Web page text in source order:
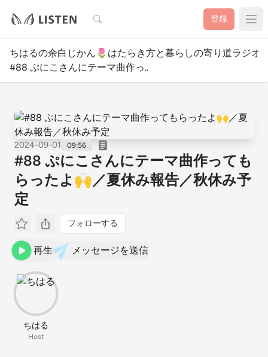
検索 登録
ちはるの余白じかん🌷はたらき方と暮らしの寄り道ラジオ
#88 ぷにこさんにテーマ曲作っ..
2024-09-01 09:56
#88 ぷにこさんにテーマ曲作っても
らったよ🙌／夏休み報告／秋休み予
定
フォローする
再生 メッセージを送信
ちはる
Host